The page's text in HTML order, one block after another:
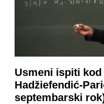
Usmeni ispiti
Hadžiefendić-
septembarski